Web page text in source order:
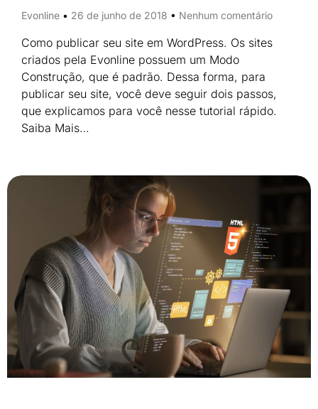
Evonline 26 de junho de 2018 Nenhum comentário
Como publicar seu site em WordPress. Os sites
criados pela Evonline possuem um Modo
Construção, que é padrão. Dessa forma, para
publicar seu site, você deve seguir dois passos,
que explicamos para você nesse tutorial rápido.
Saiba Mais…